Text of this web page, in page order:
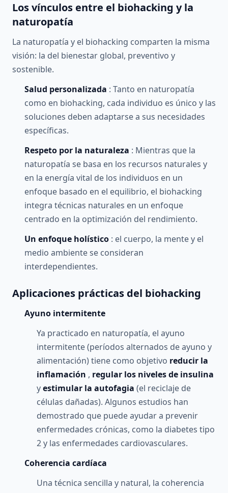
Los vínculos entre el biohacking y la
naturopatía
La naturopatía y el biohacking comparten la misma
visión: la del bienestar global, preventivo y
sostenible.
Salud personalizada : Tanto en naturopatía
como en biohacking, cada individuo es único y las
soluciones deben adaptarse a sus necesidades
específicas.
Respeto por la naturaleza : Mientras que la
naturopatía se basa en los recursos naturales y
en la energía vital de los individuos en un
enfoque basado en el equilibrio, el biohacking
integra técnicas naturales en un enfoque
centrado en la optimización del rendimiento.
Un enfoque holístico : el cuerpo, la mente y el
medio ambiente se consideran
interdependientes.
Aplicaciones prácticas del biohacking
Ayuno intermitente
Ya practicado en naturopatía, el ayuno
intermitente (períodos alternados de ayuno y
alimentación) tiene como objetivo reducir la
inflamación , regular los niveles de insulina
yestimular la autofagia (el reciclaje de
células dañadas). Algunos estudios han
demostrado que puede ayudar a prevenir
enfermedades crónicas, como la diabetes tipo
2 y las enfermedades cardiovasculares.
Coherencia cardíaca
Una técnica sencilla y natural, la coherencia